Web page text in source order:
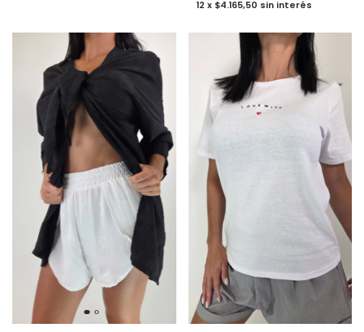
12 x $4.165,50 sin interés